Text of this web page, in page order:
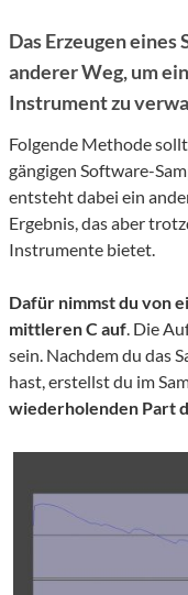
Das Erzeugen eines
anderer Weg, um
Instrument zu
Folgende Methode
gängigen Software-
entsteht dabei ein
Ergebnis, das aber
Instrumente bietet.
Dafür nimmst du von
mittleren C auf. Die
sein. Nachdem du das
hast, erstellst du im
wiederholenden Part